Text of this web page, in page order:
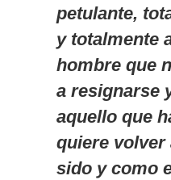
petulante,
y totalmente
hombre que
a resignarse
aquello que
quiere volver
sido y como